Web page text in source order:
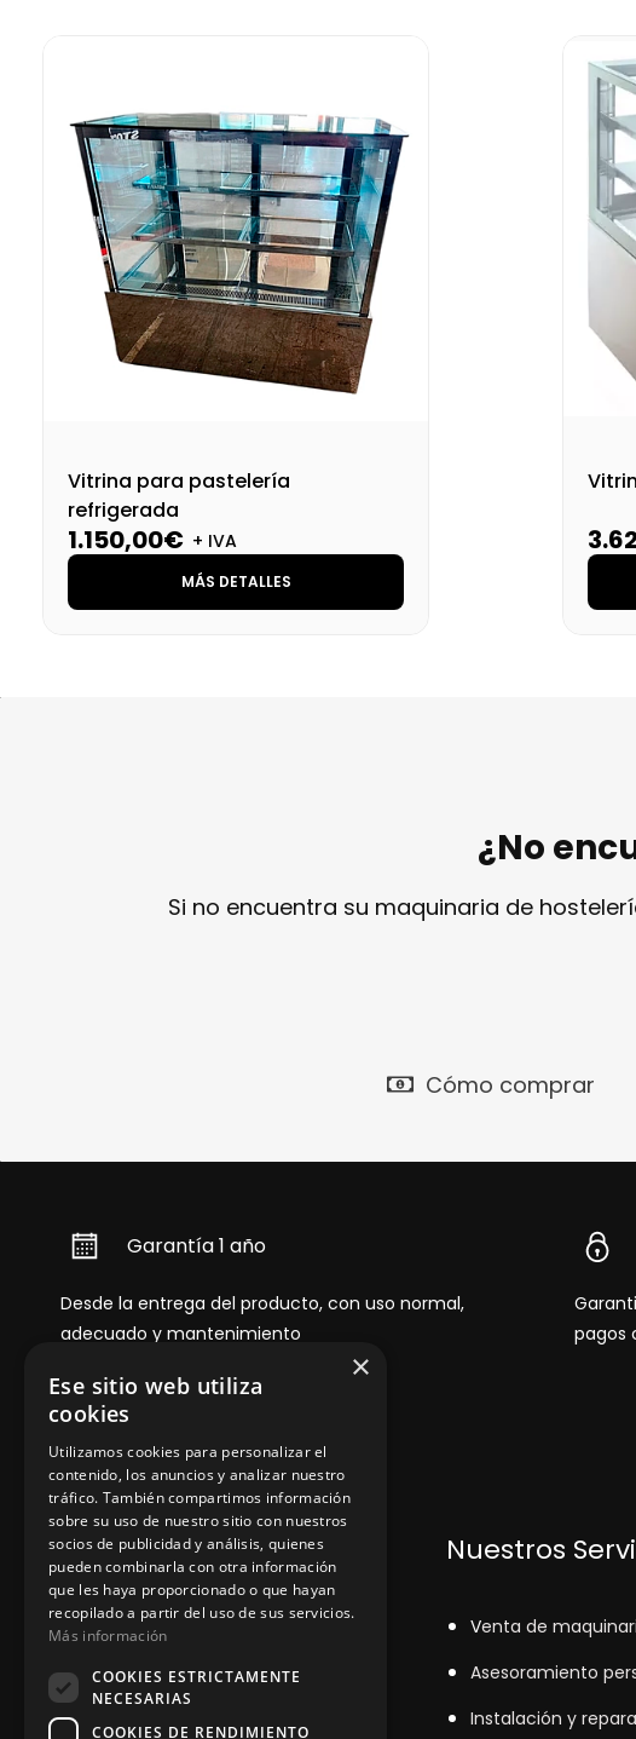
Vitrina para pastelería
refrigerada
1.150,00€ + IVA
MÁS DETALLES
¿No
Si no encuentra su maquinaria de
Cómo comprar
Garantía 1 año
Desde la entrega del producto, con uso normal,
adecuado y mantenimiento
pagos
Dónde encontrarnos
+34871043524
Nuestros
Venta de
Asesoramiento
Instalación y
×
Ese sitio web utiliza
cookies
Utilizamos cookies para personalizar el
contenido, los anuncios y analizar nuestro
tráfico. También compartimos información
sobre su uso de nuestro sitio con nuestros
socios de publicidad y análisis, quienes
pueden combinarla con otra información
que les haya proporcionado o que hayan
recopilado a partir del uso de sus servicios.
Más información
COOKIES ESTRICTAMENTE
NECESARIAS
COOKIES DE RENDIMIENTO